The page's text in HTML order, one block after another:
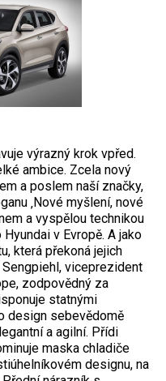
výrazný krok vpřed.
ambice. Zcela nový
a poslem naší značky,
‚Nové myšlení, nové
a vyspělou technikou
v Evropě. A jako
která překoná jejich
Sengpiehl, viceprezident
zodpovědný za
statnými
design sebevědomě
a agilní. Přídi
maska chladiče
designu, na